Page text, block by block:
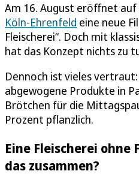
Am 16. August eröffnet auf
Köln-Ehrenfeld eine neue
Fleischerei“. Doch mit
hat das Konzept nichts zu
Dennoch ist vieles
abgewogene Produkte in
Brötchen für die
Prozent pflanzlich.
Eine Fleischerei ohne
das zusammen?